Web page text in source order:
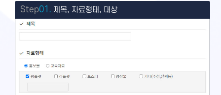
Step01. 제목, 자료형태, 대상